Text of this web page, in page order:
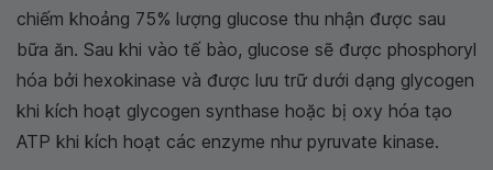
chiếm khoảng 75% lượng glucose thu nhận được sau
bữa ăn. Sau khi vào tế bào, glucose sẽ được phosphoryl
hóa bởi hexokinase và được lưu trữ dưới dạng glycogen
khi kích hoạt glycogen synthase hoặc bị oxy hóa tạo
ATP khi kích hoạt các enzyme như pyruvate kinase.